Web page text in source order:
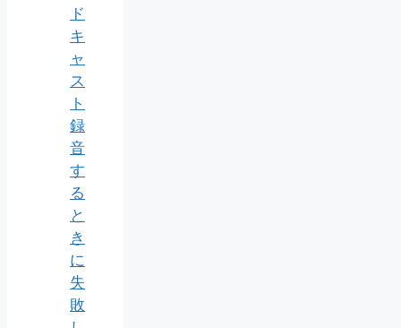
ド
キ
ャ
ス
ト
録
音
す
る
と
き
に
失
敗